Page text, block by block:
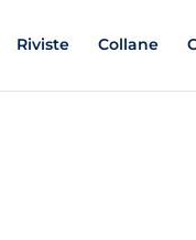
Riviste Collane